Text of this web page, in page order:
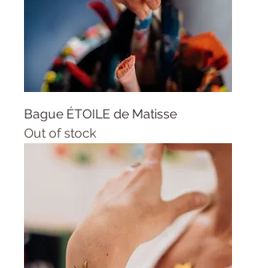
Bague ÉTOILE de Matisse
Out of stock